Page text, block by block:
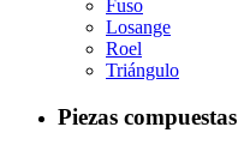
Fuso
Losange
Roel
Triángulo
Piezas compuestas